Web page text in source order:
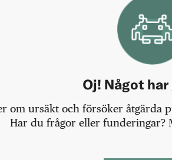
Oj! Något
om ursäkt och försöker åtgärda
Har du frågor eller funderingar?